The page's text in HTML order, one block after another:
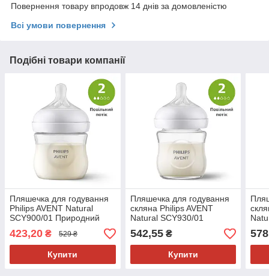
Повернення товару впродовж 14 днів за домовленістю
Всі умови повернення
Подібні товари компанії
Пляшечка для годування
Philips AVENT Natural
SCY900/01 Природний
потік, повільний, від
народження, 125 мл, 1 шт
423,20 ₴ 529 ₴
Купити
Пляшечка для годування
скляна Philips AVENT
Natural SCY930/01
Природний потік,
повільний, від
народження, 120 мл, 1 шт
542,55₴
Купити
240